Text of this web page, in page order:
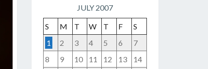
JULY 2007
S M T W T F
S
1
2 3 4 5 6
7
8
9 10 11 12 13
14